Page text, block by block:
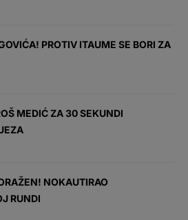
PROTIV ITAUME SE BORI ZA
MEDIĆ ZA 30 SEKUNDI
NOKAUTIRAO
RUNDI